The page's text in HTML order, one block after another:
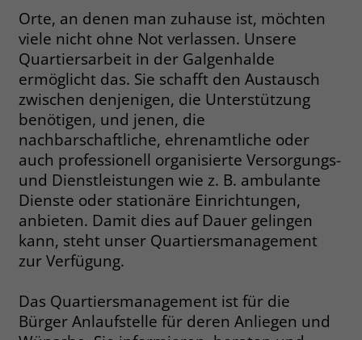
Orte, an denen man zuhause ist, möchten
viele nicht ohne Not verlassen. Unsere
Quartiersarbeit in der Galgenhalde
ermöglicht das. Sie schafft den Austausch
zwischen denjenigen, die Unterstützung
benötigen, und jenen, die
nachbarschaftliche, ehrenamtliche oder
auch professionell organisierte Versorgungs-
und Dienstleistungen wie z. B. ambulante
Dienste oder stationäre Einrichtungen,
anbieten. Damit dies auf Dauer gelingen
kann, steht unser Quartiersmanagement
zur Verfügung.
Das Quartiersmanagement ist für die
Bürger Anlaufstelle für deren Anliegen und
Name __cf_bm
Anbieter .fonts.net
Laufzeit 30 Minuten
Zweck
This cookie, set by Cloudflare, is used to
support Cloudflare Bot Management.
Name JSessionID
Anbieter jobs.stiftung-liebenau.de
Laufzeit Session
Zweck
Behält die Zustände des Benutzers bei
allen Seitenanfragen bei.
Name _gcl_au
Anbieter Google Ads
Laufzeit 90 Tage
Zweck Enthält eine zufallsgenerierte User-ID.
Name _gcl_aw
Anbieter Google Ads
Laufzeit 90 Tage
Dieses Cookie wird gesetzt, wenn ein
User über einen Klick auf eine Google
Werbeanzeige auf die Website gelangt.